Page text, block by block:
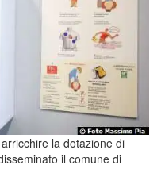
la dotazione di
il comune di